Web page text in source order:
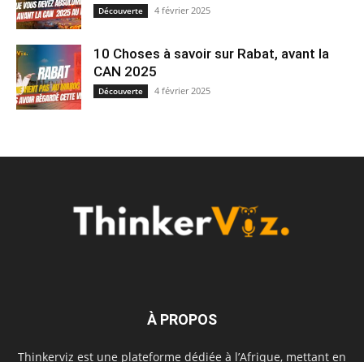
Découverte 4 février 2025
10 Choses à savoir sur Rabat, avant la
CAN 2025
Découverte 4 février 2025
À PROPOS
Thinkerviz est une plateforme dédiée à l’Afrique, mettant en